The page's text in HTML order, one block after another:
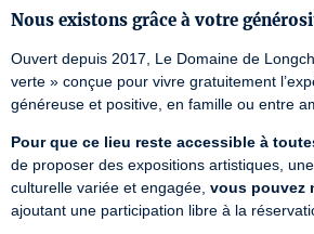
Nous existons grâce à votre
Ouvert depuis 2017, Le Domaine de
verte » conçue pour vivre gratuitement
généreuse et positive, en famille ou entre
Pour que ce lieu reste accessible à
de proposer des expositions artistiques,
culturelle variée et engagée, vous pouvez
ajoutant une participation libre à la